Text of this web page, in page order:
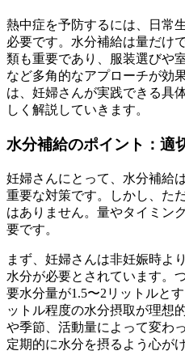
熱中症を予防するには、日常
必要です。水分補給は量だけ
類も重要であり、服装選びや
など多角的なアプローチが効
は、妊婦さんが実践できる具
しく解説していきます。
水分補給のポイント：適
妊婦さんにとって、水分補給
重要な対策です。しかし、た
はありません。量やタイミン
要です。
まず、妊婦さんは非妊娠時よ
水分が必要とされています。
要水分量が1.5〜2リットルと
ットル程度の水分摂取が理想
や季節、活動量によって変わ
定期的に水分を摂るよう心が